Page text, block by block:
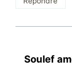
Soulef